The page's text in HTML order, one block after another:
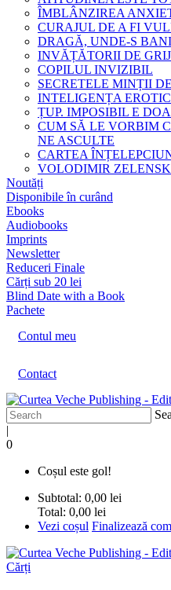
ÎMBLÂNZIREA
CURAJUL DE A FI
DRAGĂ, UNDE-S
INVĂȚĂTORII DE
COPILUL INVIZIBIL
SECRETELE MINȚII
INTELIGENȚA
ȚUP. IMPOSIBIL E
CUM SĂ LE VORBIM
NE ASCULTE
CARTEA
VOLODIMIR
Noutăți
Disponibile în curând
Ebooks
Audiobooks
Imprints
Newsletter
Reduceri Finale
Cărți sub 20 lei
Blind Date with a Book
Pachete
Contul meu
Contact
|
0
Coșul este gol!
Subtotal: 0,00 lei
Total: 0,00 lei
Vezi coșul Finalizează
Cărți